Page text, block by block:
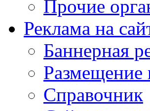
Прочие
Реклама на
Баннерная
Справочник